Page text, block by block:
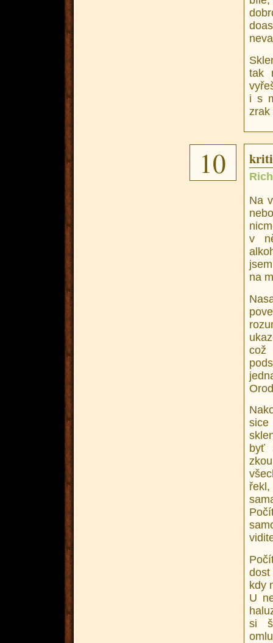
tak
i s
zrak
10
Na
v
na
což
byť
řekl,
kdy
U
si